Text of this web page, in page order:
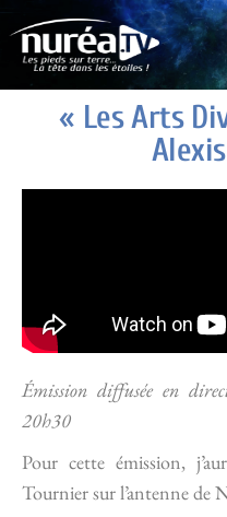
« Les Arts
Émission diffusée en
20h30
Pour cette émission,
Tournier sur l’antenne de